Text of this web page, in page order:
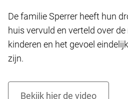
De familie Sperrer heeft hun
huis vervuld en verteld over
kinderen en het gevoel
zijn.